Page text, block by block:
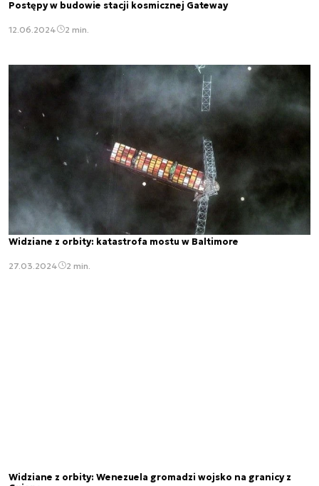
Postępy w budowie stacji kosmicznej Gateway
12.06.2024 2 min.
Widziane z orbity: katastrofa mostu w Baltimore
27.03.2024 2 min.
Widziane z orbity: Wenezuela gromadzi wojsko na granicy z